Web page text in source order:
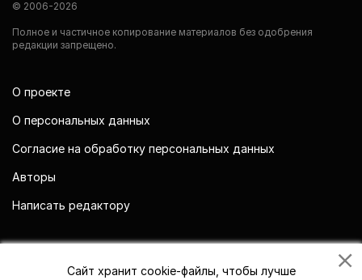
© 2006-2026
Полное и частичное копирование материалов без одобрения
редакции запрещено.
О проекте
О персональных данных
Согласие на обработку персональных данных
Авторы
Написать редактору
Сайт хранит cookie-файлы, чтобы лучше